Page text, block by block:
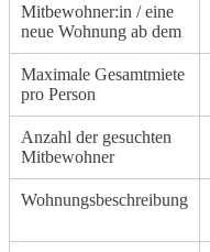
Mitbewohner:in / eine
neue Wohnung ab dem
Maximale Gesamtmiete
pro Person
Anzahl der gesuchten
Mitbewohner
Wohnungsbeschreibung